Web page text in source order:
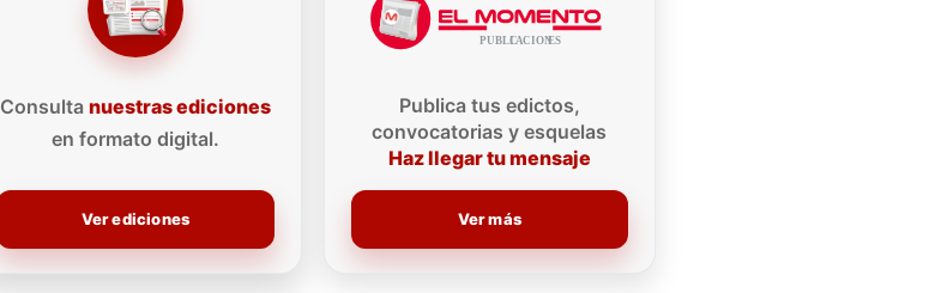
Consulta nuestras ediciones
en formato digital.
Ver ediciones
Publica tus edictos,
convocatorias y esquelas
Haz llegar tu mensaje
Ver más